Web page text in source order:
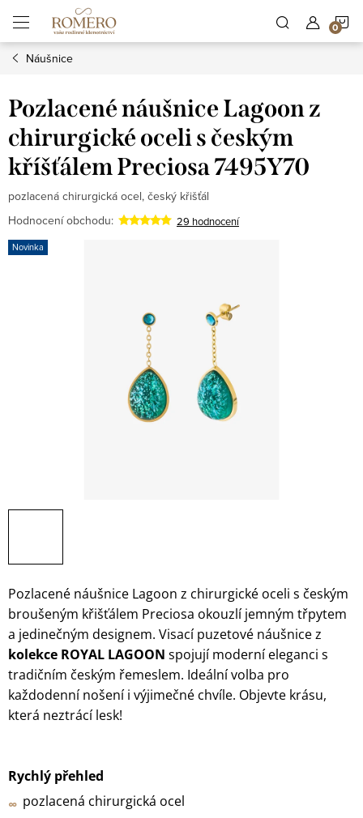
obsah
Náušnice
Pozlacené náušnice Lagoon z
chirurgické oceli s českým
kříšťálem Preciosa 7495Y70
pozlacená chirurgická ocel, český křišťál
Hodnocení obchodu:
29 hodnocení
Novinka
Pozlacené náušnice Lagoon z chirurgické oceli s českým
broušeným křišťálem Preciosa okouzlí jemným třpytem
a jedinečným designem. Visací puzetové náušnice z
kolekce ROYAL LAGOON spojují moderní eleganci s
tradičním českým řemeslem. Ideální volba pro
každodenní nošení i výjimečné chvíle. Objevte krásu,
která neztrácí lesk!
Rychlý přehled
∞ pozlacená chirurgická ocel